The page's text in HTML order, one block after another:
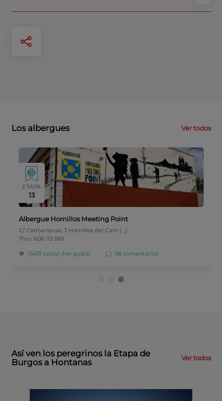
Los albergues Ver todos
ETAPA
13
Albergue Hornillos Meeting Point
C/ Cantarranas, 3 Hornillos del Cam […]
Tfno: 608 113 599
(5431 votos) ¡Me gusta! 58 comentarios
Así ven los peregrinos la Etapa de
Burgos a Hontanas
Ver todos